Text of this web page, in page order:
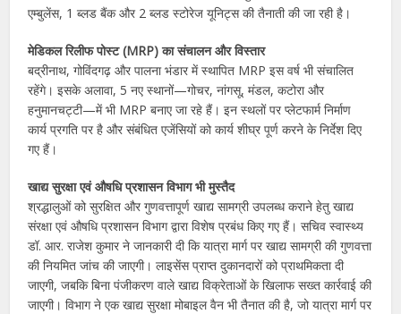
एम्बुलेंस, 1 ब्लड बैंक और 2 ब्लड स्टोरेज यूनिट्स की तैनाती की जा रही है।
मेडिकल रिलीफ पोस्ट (MRP) का संचालन और विस्तार
बद्रीनाथ, गोविंदगढ़ और पालना भंडार में स्थापित MRP इस वर्ष भी संचालित
रहेंगे। इसके अलावा, 5 नए स्थानों—गोचर, नांगसू, मंडल, कटोरा और
हनुमानचट्टी—में भी MRP बनाए जा रहे हैं। इन स्थलों पर प्लेटफार्म निर्माण
कार्य प्रगति पर है और संबंधित एजेंसियों को कार्य शीघ्र पूर्ण करने के निर्देश दिए
गए हैं।
खाद्य सुरक्षा एवं औषधि प्रशासन विभाग भी मुस्तैद
श्रद्धालुओं को सुरक्षित और गुणवत्तापूर्ण खाद्य सामग्री उपलब्ध कराने हेतु खाद्य
संरक्षा एवं औषधि प्रशासन विभाग द्वारा विशेष प्रबंध किए गए हैं। सचिव स्वास्थ्य
डॉ. आर. राजेश कुमार ने जानकारी दी कि यात्रा मार्ग पर खाद्य सामग्री की गुणवत्ता
की नियमित जांच की जाएगी। लाइसेंस प्राप्त दुकानदारों को प्राथमिकता दी
जाएगी, जबकि बिना पंजीकरण वाले खाद्य विक्रेताओं के खिलाफ सख्त कार्रवाई की
जाएगी। विभाग ने एक खाद्य सुरक्षा मोबाइल वैन भी तैनात की है, जो यात्रा मार्ग पर